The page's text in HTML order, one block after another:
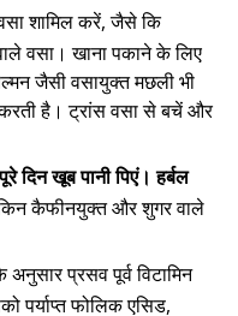
शामिल करें, जैसे कि
वसा। खाना पकाने के लिए
जैसी वसायुक्त मछली भी
है। ट्रांस वसा से बचें और
दिन खूब पानी पिएं। हर्बल
कैफीनयुक्त और शुगर वाले
प्रसव पूर्व विटामिन
पर्याप्त फोलिक एसिड,